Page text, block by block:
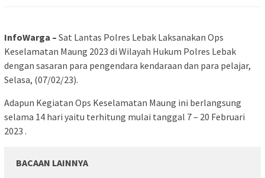
InfoWarga – Sat Lantas Polres Lebak Laksanakan Ops
Keselamatan Maung 2023 di Wilayah Hukum Polres Lebak
dengan sasaran para pengendara kendaraan dan para pelajar,
Selasa, (07/02/23).
Adapun Kegiatan Ops Keselamatan Maung ini berlangsung
selama 14 hari yaitu terhitung mulai tanggal 7 – 20 Februari
2023 .
BACAAN LAINNYA